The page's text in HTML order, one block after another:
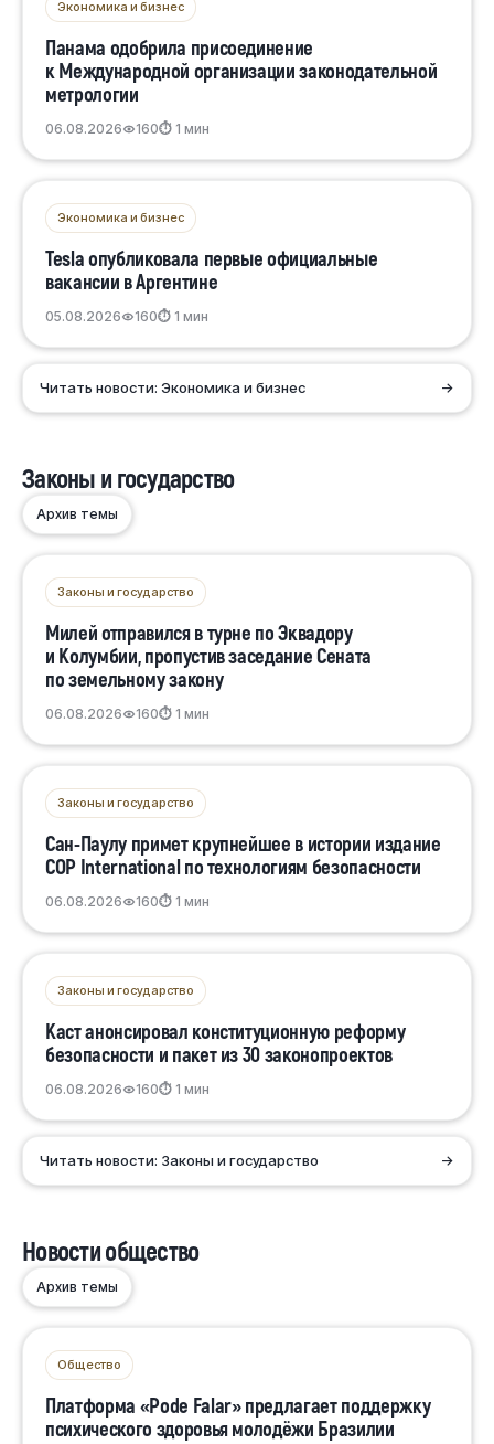
Экономика и бизнес
Панама одобрила присоединение
к Международной организации законодательной
метрологии
06.08.2026 160⏱ 1 мин
Экономика и бизнес
Tesla опубликовала первые официальные
вакансии в Аргентине
05.08.2026 160⏱ 1 мин
Читать новости: Экономика и бизнес →
Законы и государство
Архив темы
Законы и государство
Милей отправился в турне по Эквадору
и Колумбии, пропустив заседание Сената
по земельному закону
06.08.2026 160⏱ 1 мин
Законы и государство
Сан-Паулу примет крупнейшее в истории издание
COP International по технологиям безопасности
06.08.2026 160⏱ 1 мин
Законы и государство
Каст анонсировал конституционную реформу
безопасности и пакет из 30 законопроектов
06.08.2026 160⏱ 1 мин
Читать новости: Законы и государство →
Новости общество
Архив темы
Общество
Платформа «Pode Falar» предлагает поддержку
психического здоровья молодёжи Бразилии